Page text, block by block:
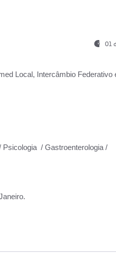
01
Local, Intercâmbio Federativo
Psicologia / Gastroenterologia /